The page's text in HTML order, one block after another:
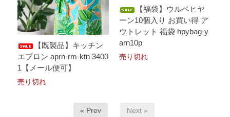
【既製品】キッチン
エプロン aprn-rm-ktn 3400
1【メール便可】
売り切れ
【福袋】ウルベヒヤ
ーン10個入り お買い得 ア
ウトレット 福袋 hpybag-y
arn10p
売り切れ
« Prev Next »